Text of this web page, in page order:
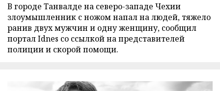
В городе Танвалде на северо-западе Чехии
злоумышленник с ножом напал на людей, тяжело
ранив двух мужчин и одну женщину, сообщил
портал Idnes со ссылкой на представителей
полиции и скорой помощи.